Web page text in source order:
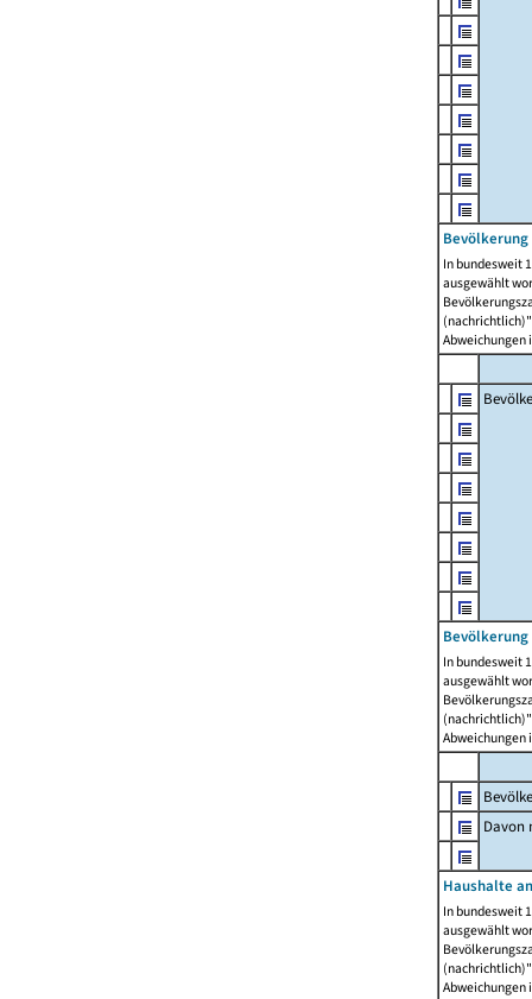
In bundesweit
ausgewählt
Abweichungen
In bundesweit
ausgewählt
Abweichungen
Davon
Haushalte
In bundesweit
ausgewählt
Abweichungen